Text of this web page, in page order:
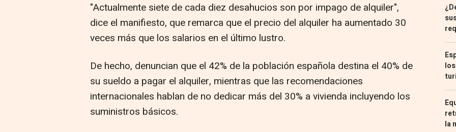
"Actualmente siete de cada diez desahucios son por impago de alquiler",
dice el manifiesto, que remarca que el precio del alquiler ha aumentado 30
veces más que los salarios en el último lustro.
De hecho, denuncian que el 42% de la población española destina el 40% de
su sueldo a pagar el alquiler, mientras que las recomendaciones
internacionales hablan de no dedicar más del 30% a vivienda incluyendo los
suministros básicos.
la